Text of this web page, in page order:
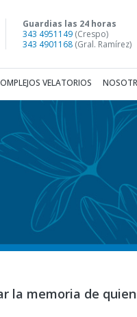
Guardias las 24 horas
343 4951149 (Crespo)
343 4901168 (Gral. Ramírez)
VELATORIOS
la memoria de